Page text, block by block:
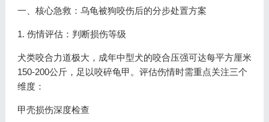
一、核心急救：乌龟被狗咬伤后的分步处置方案
1. 伤情评估：判断损伤等级
犬类咬合力道极大，成年中型犬的咬合压强可达每平方厘米
150-200公斤，足以咬碎龟甲。评估伤情时需重点关注三个
维度：
甲壳损伤深度检查